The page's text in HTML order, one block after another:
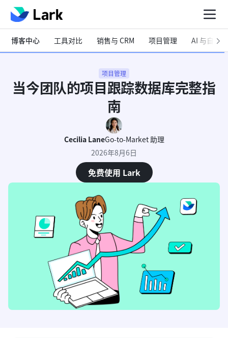
博客中心 工具对比 销售与 CRM 项目管理 AI 与自动化
项目管理
当今团队的项目跟踪数据库完整指
南
Cecilia LaneGo-to-Market 助理
2026年8月6日
免费使用 Lark